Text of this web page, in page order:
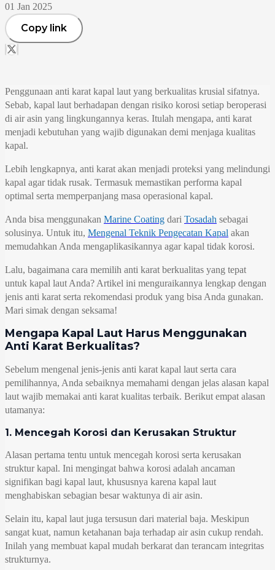
01 Jan 2025
Copy link
Penggunaan anti karat kapal laut yang berkualitas krusial sifatnya.
Sebab, kapal laut berhadapan dengan risiko korosi setiap beroperasi
di air asin yang lingkungannya keras. Itulah mengapa, anti karat
menjadi kebutuhan yang wajib digunakan demi menjaga kualitas
kapal.
Lebih lengkapnya, anti karat akan menjadi proteksi yang melindungi
kapal agar tidak rusak. Termasuk memastikan performa kapal
optimal serta memperpanjang masa operasional kapal.
Anda bisa menggunakan Marine Coating dari Tosadah sebagai
solusinya. Untuk itu, Mengenal Teknik Pengecatan Kapal akan
memudahkan Anda mengaplikasikannya agar kapal tidak korosi.
Lalu, bagaimana cara memilih anti karat berkualitas yang tepat
untuk kapal laut Anda? Artikel ini menguraikannya lengkap dengan
jenis anti karat serta rekomendasi produk yang bisa Anda gunakan.
Mari simak dengan seksama!
Mengapa Kapal Laut Harus Menggunakan
Anti Karat Berkualitas?
Sebelum mengenal jenis-jenis anti karat kapal laut serta cara
pemilihannya, Anda sebaiknya memahami dengan jelas alasan kapal
laut wajib memakai anti karat kualitas terbaik. Berikut empat alasan
utamanya:
1. Mencegah Korosi dan Kerusakan Struktur
Alasan pertama tentu untuk mencegah korosi serta kerusakan
struktur kapal. Ini mengingat bahwa korosi adalah ancaman
signifikan bagi kapal laut, khususnya karena kapal laut
menghabiskan sebagian besar waktunya di air asin.
Selain itu, kapal laut juga tersusun dari material baja. Meskipun
sangat kuat, namun ketahanan baja terhadap air asin cukup rendah.
Inilah yang membuat kapal mudah berkarat dan terancam integritas
strukturnya.